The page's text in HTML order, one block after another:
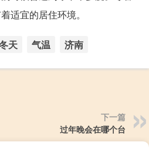
适宜的居住环境。
天 气温 济南
下一篇
过年晚会在哪个台